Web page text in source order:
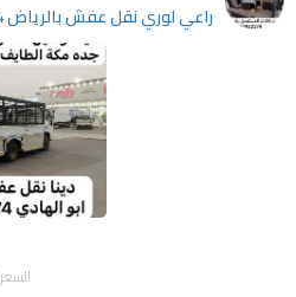
راعي لوري نقل عفش بالرياض 0537422374 بضائع
السعر